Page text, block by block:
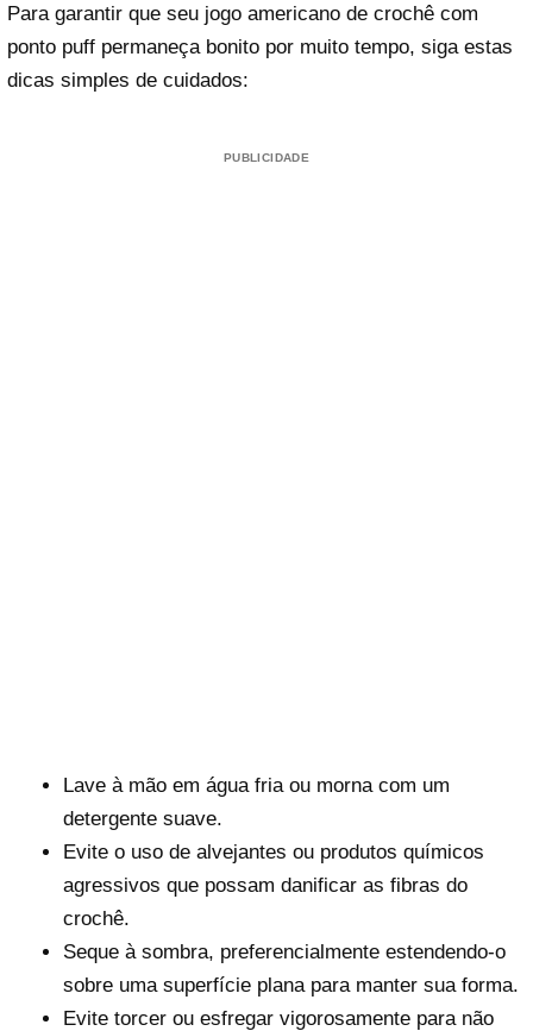
Para garantir que seu jogo americano de crochê com
ponto puff permaneça bonito por muito tempo, siga estas
dicas simples de cuidados:
PUBLICIDADE
Lave à mão em água fria ou morna com um
detergente suave.
Evite o uso de alvejantes ou produtos químicos
agressivos que possam danificar as fibras do
crochê.
Seque à sombra, preferencialmente estendendo-o
sobre uma superfície plana para manter sua forma.
Evite torcer ou esfregar vigorosamente para não